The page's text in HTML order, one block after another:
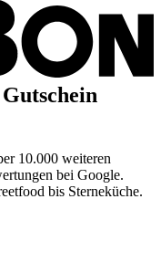
10.000 weiteren
bei Google.
bis Sterneküche.